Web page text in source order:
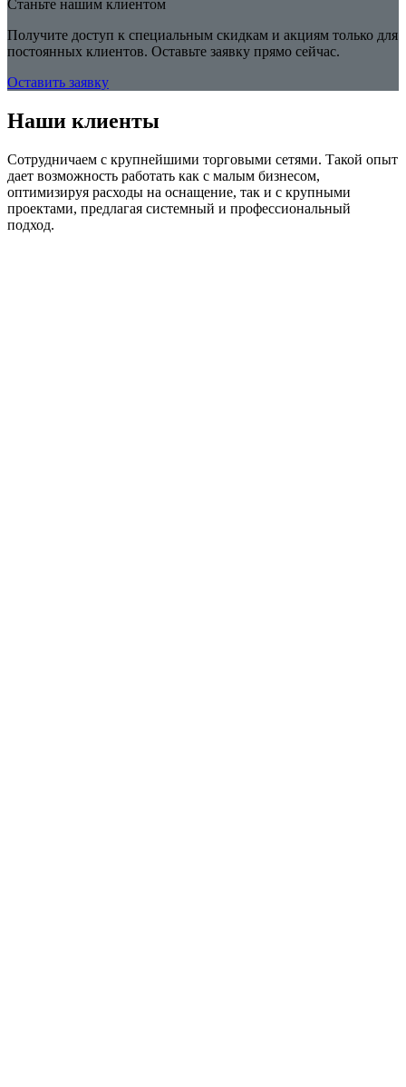
Станьте нашим клиентом
Получите доступ к специальным скидкам и акциям только для
постоянных клиентов. Оставьте заявку прямо сейчас.
Оставить заявку
Наши клиенты
Сотрудничаем с крупнейшими торговыми сетями. Такой опыт
дает возможность работать как с малым бизнесом,
оптимизируя расходы на оснащение, так и с крупными
проектами, предлагая системный и профессиональный
подход.